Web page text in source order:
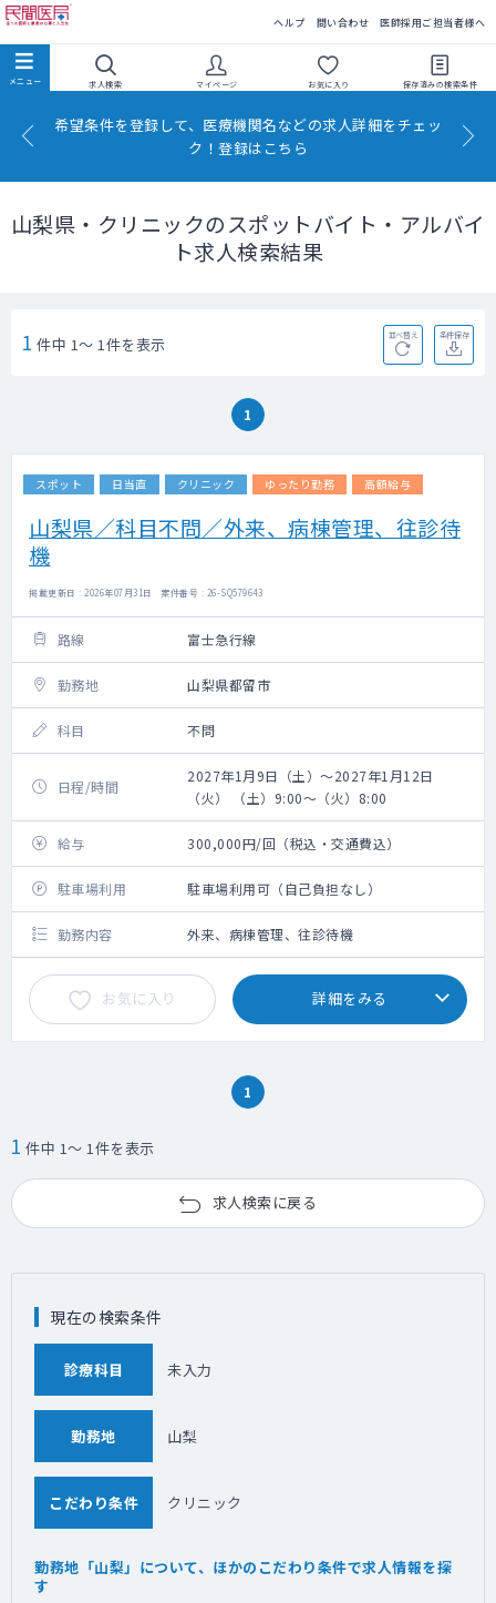
ヘルプ 問い合わせ 医師採用ご担当者様へ
求人検索 マイページ お気に入り 保存済みの検索条件
希望条件を登録して、医療機関名などの求人詳細をチェッ
ク！登録はこちら
山梨県・クリニックのスポットバイト・アルバイ
ト求人検索結果
1 件中 1～ 1件を表示 並べ替え 条件保存
1
スポット 日当直 クリニック ゆったり勤務 高額給与
山梨県／科目不問／外来、病棟管理、往診待
機
掲載更新日 : 2026年07月31日 案件番号 : 26-SQ579643
路線 富士急行線
勤務地 山梨県都留市
科目 不問
日程/時間
2027年1月9日（土）～2027年1月12日
（火） （土）9:00～（火）8:00
給与 300,000円/回（税込・交通費込）
駐車場利用 駐車場利用可（自己負担なし）
勤務内容 外来、病棟管理、往診待機
お気に入り 詳細をみる
1
1 件中 1～ 1件を表示
求人検索に戻る
現在の検索条件
診療科目 未入力
勤務地 山梨
こだわり条件 クリニック
勤務地「山梨」について、ほかのこだわり条件で求人情報を探
す